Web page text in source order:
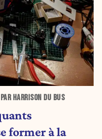
HARRISON DU BUS
former à la